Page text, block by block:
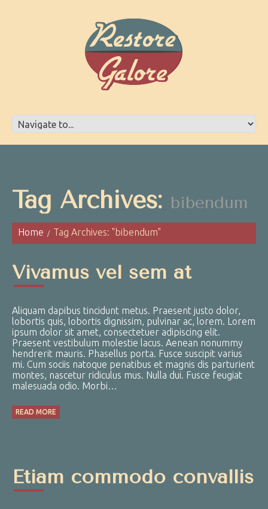
Tag Archives: bibendum
Home Tag Archives: "bibendum"
Vivamus vel sem at
Aliquam dapibus tincidunt metus. Praesent justo dolor,
lobortis quis, lobortis dignissim, pulvinar ac, lorem. Lorem
ipsum dolor sit amet, consectetuer adipiscing elit.
Praesent vestibulum molestie lacus. Aenean nonummy
hendrerit mauris. Phasellus porta. Fusce suscipit varius
mi. Cum sociis natoque penatibus et magnis dis parturient
montes, nascetur ridiculus mus. Nulla dui. Fusce feugiat
malesuada odio. Morbi…
READ MORE
Etiam commodo convallis